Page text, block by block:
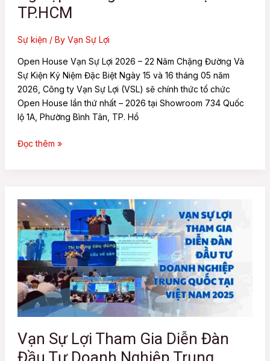
TP.HCM
Sự kiện / By Vạn Sự Lợi
Open House Vạn Sự Lợi 2026 – 22 Năm Chặng Đường Và
Sự Kiện Kỷ Niệm Đặc Biệt Ngày 15 và 16 tháng 05 năm
2026, Công ty Vạn Sự Lợi (VSL) sẽ chính thức tổ chức
Open House lần thứ nhất – 2026 tại Showroom 734 Quốc
lộ 1A, Phường Bình Tân, TP. Hồ
Lãm
Máy
Công
Nghiệp
Không
Thể
Bỏ
Lỡ
TP.HCM
Đọc thêm »
Vạn Sự Lợi Tham Gia Diễn Đàn
Vạn
Sự
Lợi
Tham
Gia
Diễn
Đàn
Đầu
Tư
Doanh
Nghiệp
Trung